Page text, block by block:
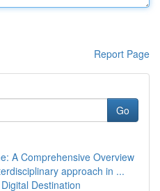
Report Page
Go
A Comprehensive Overview
approach in ...
Destination